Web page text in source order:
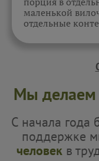
маленькой
отдельные
спасибо за
Мы делаем
С начала года
поддержке
человек в